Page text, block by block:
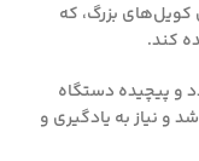
بزرگ، که
کند.
و پیچیده دستگاه
و نیاز به یادگیری و